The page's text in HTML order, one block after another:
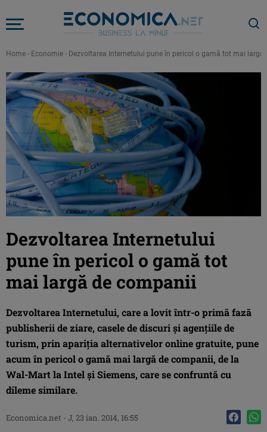
Home - Economie - Dezvoltarea Internetului pune în pericol o gamă tot mai largă
Dezvoltarea Internetului
pune în pericol o gamă tot
mai largă de companii
Dezvoltarea Internetului, care a lovit într-o primă fază
publisherii de ziare, casele de discuri şi agenţiile de
turism, prin apariţia alternativelor online gratuite, pune
acum în pericol o gamă mai largă de companii, de la
Wal-Mart la Intel şi Siemens, care se confruntă cu
dileme similare.
Economica.net - J, 23 ian. 2014, 16:55